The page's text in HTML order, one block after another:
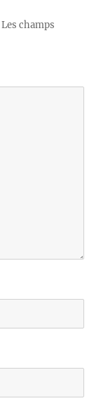
Les champs